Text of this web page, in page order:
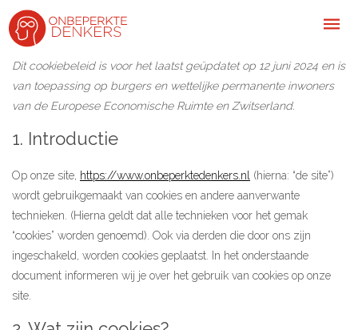
Inspiratie
Mini- docu’s
Ode galerij
Podcasts: serie open gesprekken
Inspirerende praktijkverhalen
Bekijk volledig overzicht
Dit cookiebeleid is voor het laatst geüpdatet op 12 juni 2024 en is
van toepassing op burgers en wettelijke permanente inwoners
van de Europese Economische Ruimte en Zwitserland.
1. Introductie
Op onze site, https://www.onbeperktedenkers.nl
(hierna: “de site”)
wordt gebruikgemaakt van cookies en andere aanverwante
technieken. (Hierna geldt dat alle technieken voor het gemak
“cookies” worden genoemd). Ook via derden die door ons zijn
ingeschakeld, worden cookies geplaatst. In het onderstaande
document informeren wij je over het gebruik van cookies op onze
site.